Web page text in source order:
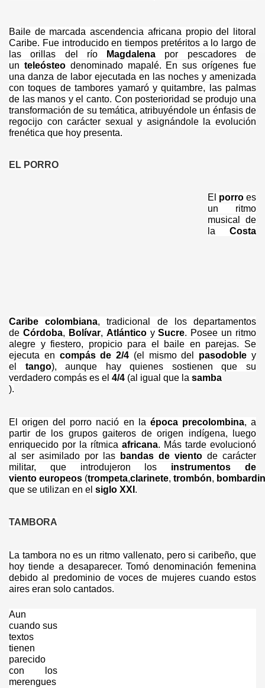
Baile de marcada ascendencia africana propio del litoral
Caribe. Fue introducido en tiempos pretéritos a lo largo de
las orillas del río
Magdalena por pescadores de
un teleósteodenominado mapalé. En sus orígenes fue
una danza de labor ejecutada en las noches y amenizada
con toques de tambores yamaró y quitambre, las palmas
de las manos y el canto. Con posterioridad se produjo una
transformación de su temática, atribuyéndole un énfasis de
regocijo con carácter sexual y asignándole la evolución
frenética que hoy presenta.
EL PORRO
El porro es
un ritmo
musical de
la Costa
Caribe colombiana, tradicional de los departamentos
de Córdoba, Bolívar, AtlánticoySucre. Posee un ritmo
alegre y fiestero, propicio para el baile en parejas. Se
ejecuta en compás de 2/4 (el mismo del pasodoble y
el tango), aunque hay quienes sostienen que su
verdadero compás es el 4/4 (al igual que la samba
).
El origen del porro nació en la época precolombina, a
partir de los grupos gaiteros de origen indígena, luego
enriquecido por la rítmica africana. Más tarde evolucionó
al ser asimilado por las
bandas de viento de carácter
militar, que introdujeron los instrumentos de
viento europeos (trompeta,clarinete, trombón,
que se utilizan en el siglo XXI .
TAMBORA
La tambora no es un ritmo vallenato, pero si caribeño, que
hoy tiende a desaparecer. Tomó denominación femenina
debido al predominio de voces de mujeres cuando estos
aires eran solo cantados.
Aun
cuando sus
textos
tienen
parecido
con los
merengues